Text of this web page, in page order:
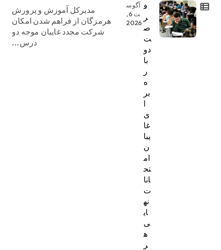
ف
ر
ص
ت
دو
با
ر
ه
بر
ا
ی
غا
یبا
ن
ام
تح
انا
ت
نه
ای
ی
ه
ر
آگوس
ت 6,
2026
مدیرکل آموزش و پرورش
هرمزگان از فراهم شدن امکان
شرکت مجدد غایبان موجه دو
درس...